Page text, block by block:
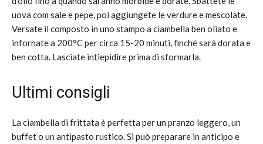
uova com sale e pepe, poi aggiungete le verdure e mescolate.
Versate il composto in uno stampo a ciambella ben oliato e
infornate a 200°C per circa 15-20 minuti, finché sarà dorata e
ben cotta. Lasciate intiepidire prima di sformarla.
Ultimi consigli
La ciambella di frittata è perfetta per un pranzo leggero, un
buffet o un antipasto rustico. Si può preparare in anticipo e